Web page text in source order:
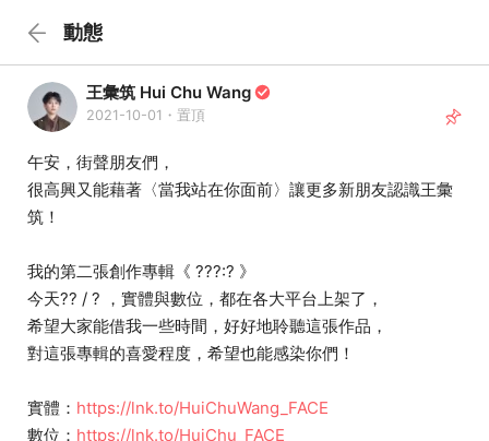
動態
王彙筑 Hui Chu Wang
2021-10-01・置頂
午安，街聲朋友們，
很高興又能藉著〈當我站在你面前〉讓更多新朋友認識王彙
筑！
我的第二張創作專輯《 ???:? 》
今天?? / ? ，實體與數位，都在各大平台上架了，
希望大家能借我一些時間，好好地聆聽這張作品，
對這張專輯的喜愛程度，希望也能感染你們！
實體： https://lnk.to/HuiChuWang_FACE
數位： https://lnk.to/HuiChu_FACE